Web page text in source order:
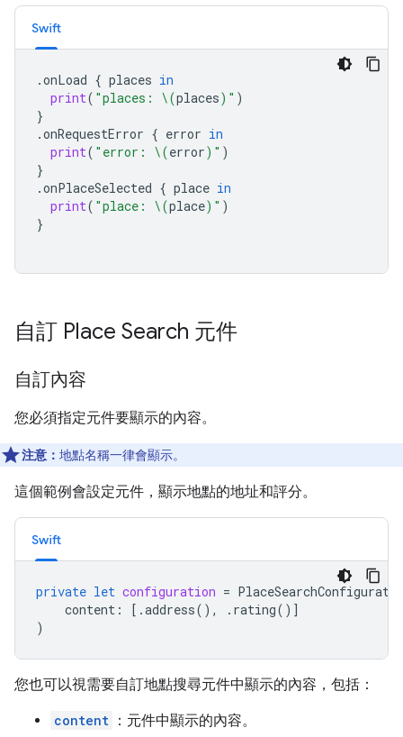
Swift
.onLoad { places in
print( "places: \(places) " )
}
.onRequestError { error in
print( "error: \(error) " )
}
.onPlaceSelected { place in
print( "place: \(place) " )
}
自訂 Place Search 元件
自訂內容
您必須指定元件要顯示的內容。
注意： 地點名稱一律會顯示。
這個範例會設定元件，顯示地點的地址和評分。
Swift
private let configuration =
content : [.address(), . rating()]
)
您也可以視需要自訂地點搜尋元件中顯示的內容，包括：
content ：元件中顯示的內容。